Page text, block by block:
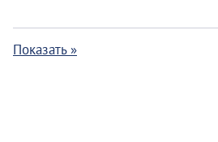
Показать »